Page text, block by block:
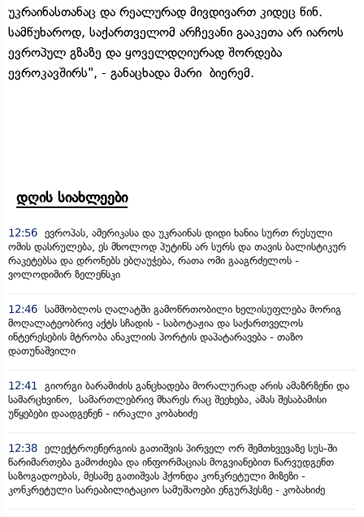
უკრაინასთანაც და რეალურად მივდივართ კიდეც წინ.
სამწუხაროდ, საქართველომ არჩევანი გააკეთა არ იაროს
ევროპულ გზაზე და ყოველდღიურად შორდება
ევროკავშირს", - განაცხადა მარი ბიერემ.
დღის სიახლეები
12:56 ევროპას, ამერიკასა და უკრაინას დიდი ხანია სურთ რუსული
ომის დასრულება, ეს მხოლოდ პუტინს არ სურს და თავის ბალისტიკურ
რაკეტებსა და დრონებს ებღაუჭება, რათა ომი გააგრძელოს -
ვოლოდიმირ ზელენსკი
12:46 სამშობლოს ღალატში გამოწრთობილი ხელისუფლება მორიგ
მოღალატეობრივ აქტს სჩადის - საბოტაჟია და საქართველოს
ინტერესების მტრობა ანაკლიის პორტის დაპატარავება - თაზო
დათუნაშვილი
12:41
გიორგი ბარამიძის განცხადება მორალურად არის ამაზრზენი და
სამარცხვინო, სამართლებრივ მხარეს რაც შეეხება, ამას შესაბამისი
უწყებები დაადგენენ - ირაკლი კობახიძე
12:38 ელექტროენერგიის გათიშვის პირველ ორ შემთხვევაზე სუს-ში
წარიმართება გამოძიება და ინფორმაციას მოგვიანებით წარვუდგენთ
საზოგადოებას, მესამე გათიშვას ჰქონდა კონკრეტული მიზეზი -
კონკრეტული სარეაბილიტაციო სამუშაოები ენგურჰესზე - კობახიძე